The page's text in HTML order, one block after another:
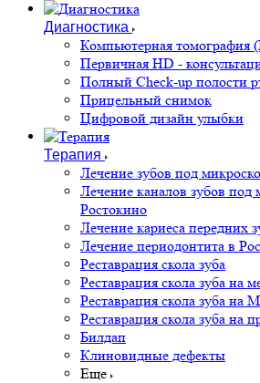
Диагностика
Компьютерная томография
Первичная HD -
Полный Check-up полости
Прицельный снимок
Цифровой дизайн улыбки
Терапия
Лечение зубов под
Лечение каналов зубов под
Ростокино
Лечение кариеса передних
Лечение периодонтита в
Реставрация скола зуба
Реставрация скола зуба на
Реставрация скола зуба на
Реставрация скола зуба на
Билдап
Клиновидные дефекты
Еще